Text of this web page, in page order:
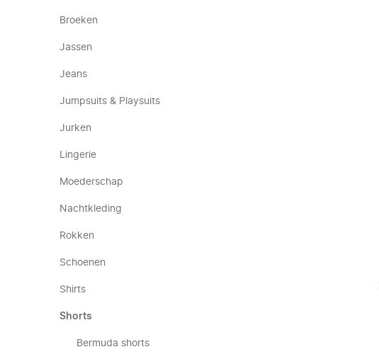
Broeken
Jassen
Jeans
Jumpsuits & Playsuits
Jurken
Lingerie
Moederschap
Nachtkleding
Rokken
Schoenen
Shirts
Shorts
Bermuda shorts